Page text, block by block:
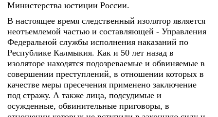
Министерства юстиции России.
В настоящее время следственный изолятор является
неотъемлемой частью и составляющей - Управления
Федеральной службы исполнения наказаний по
Республике Калмыкия. Как и 50 лет назад в
изоляторе находятся подозреваемые и обвиняемые в
совершении преступлений, в отношении которых в
качестве меры пресечения применено заключение
под стражу. А также лица, подсудимые и
осужденные, обвинительные приговоры, в